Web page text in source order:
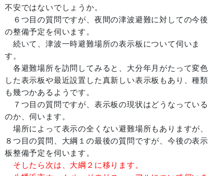
不安ではないでしょうか。
６つ目の質問ですが、夜間の津波避難に対しての今後
の整備予定を伺います。
続いて、津波一時避難場所の表示板について伺いま
す。
各避難場所を訪問してみると、大分年月がたって変色
した表示板や最近設置した真新しい表示板もあり、種類
も幾つかあるようです。
７つ目の質問ですが、表示板の現状はどうなっている
のか、伺います。
場所によって表示の全くない避難場所もありますが、
８つ目の質問、大綱１の最後の質問ですが、今後の表示
板整備予定を伺います。
そしたら次は、大綱２に移ります。